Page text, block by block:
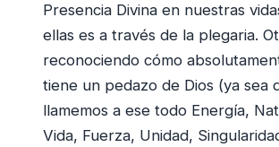
Presencia Divina en nuestras
ellas es a través de la plegaria.
reconociendo cómo
tiene un pedazo de Dios (ya sea
llamemos a ese todo Energía,
Vida, Fuerza, Unidad,